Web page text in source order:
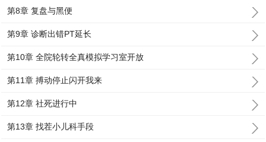
第8章 复盘与黑便
第9章 诊断出错PT延长
第10章 全院轮转全真模拟学习室开放
第11章 搏动停止闪开我来
第12章 社死进行中
第13章 找茬小儿科手段